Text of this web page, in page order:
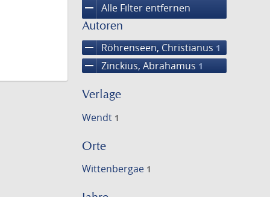
remove Alle Filter entfernen
Autoren
remove Röhrenseen, Christianus 1
remove Zinckius, Abrahamus 1
Verlage
Wendt 1
Orte
Wittenbergae 1